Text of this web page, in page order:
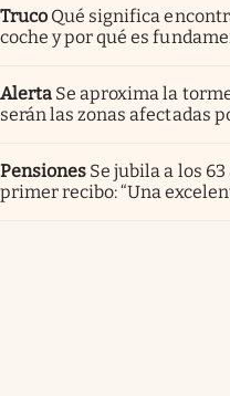
Truco Qué significa
coche y por qué es
Alerta Se aproxima la
serán las zonas afectadas
Pensiones Se jubila a los
primer recibo: “Una